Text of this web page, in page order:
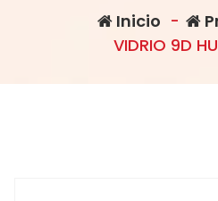
Inicio -
VIDRIO 9D